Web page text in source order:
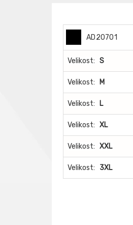
AD20701
Velikost: S
Velikost: M
Velikost: L
Velikost: XL
Velikost: XXL
Velikost: 3XL